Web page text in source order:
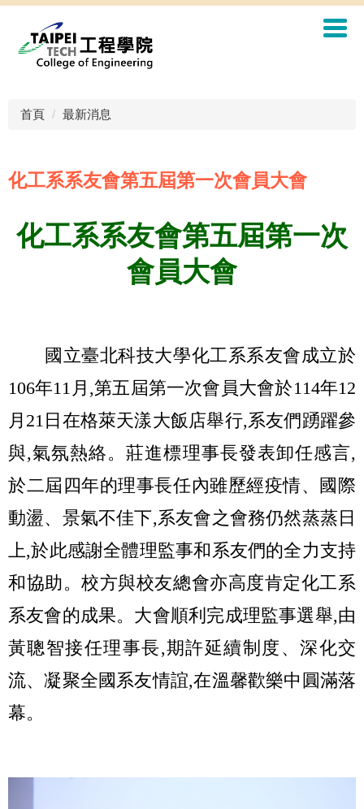
首頁 最新消息
化工系系友會第五屆第一次會員大會
化工系系友會第五屆第一次
會員大會
國立臺北科技大學化工系系友會成立於
106年11月,第五屆第一次會員大會於114年12
月21日在格萊天漾大飯店舉行,系友們踴躍參
與,氣氛熱絡。莊進標理事長發表卸任感言,
於二屆四年的理事長任內雖歷經疫情、國際
動盪、景氣不佳下,系友會之會務仍然蒸蒸日
上,於此感謝全體理監事和系友們的全力支持
和協助。校方與校友總會亦高度肯定化工系
系友會的成果。大會順利完成理監事選舉,由
黃聰智接任理事長,期許延續制度、深化交
流、凝聚全國系友情誼,在溫馨歡樂中圓滿落
幕。